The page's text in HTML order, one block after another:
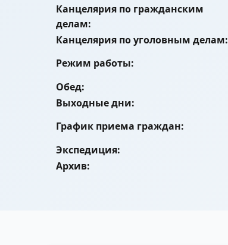
Канцелярия по гражданским
делам:
Канцелярия по уголовным делам:
Режим работы:
Обед:
Выходные дни:
График приема граждан:
Экспедиция:
Архив: